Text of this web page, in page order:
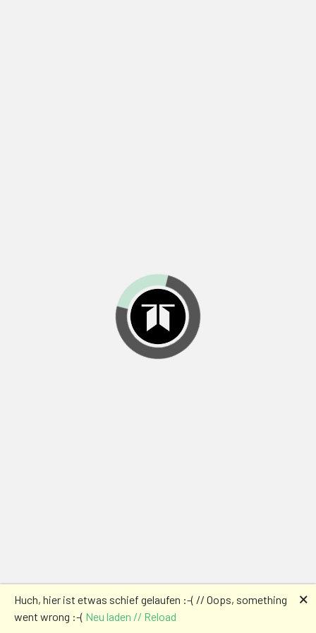
Huch, hier ist etwas schief gelaufen :-( // Oops, something
went wrong :-( Neu laden // Reload
🗙